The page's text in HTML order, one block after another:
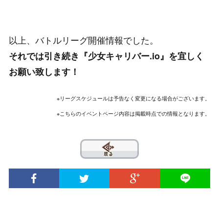
以上、バトルリーグ開催情報でした。
それでは引き続き『少女キャリバー.io』を宜しく
お願い致します！
※リーグスケジュールは予告なく変更になる場合がございます。
※こちらのイベントページ内容は掲載時点での情報となります。